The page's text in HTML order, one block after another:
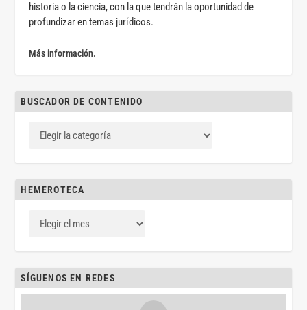
historia o la ciencia, con la que tendrán la oportunidad de
profundizar en temas jurídicos.
Más información.
BUSCADOR DE CONTENIDO
HEMEROTECA
SÍGUENOS EN REDES